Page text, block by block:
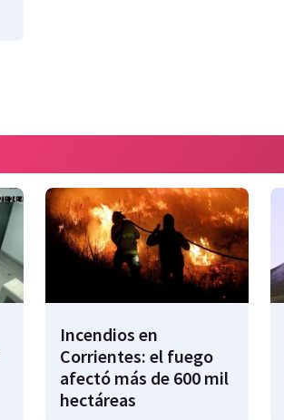
Incendios en
Corrientes: el fuego
afectó más de 600 mil
hectáreas